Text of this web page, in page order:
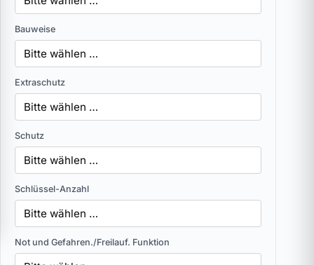
Bauweise
Extraschutz
Schutz
Schlüssel-Anzahl
Not und Gefahren./Freilauf. Funktion